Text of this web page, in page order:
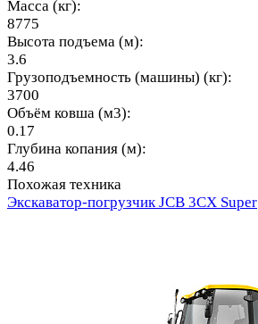
Масса (кг):
8775
Высота подъема (м):
3.6
Грузоподъемность (машины) (кг):
3700
Объём ковша (м3):
0.17
Глубина копания (м):
4.46
Похожая техника
Экскаватор-погрузчик JCB 3CX Super